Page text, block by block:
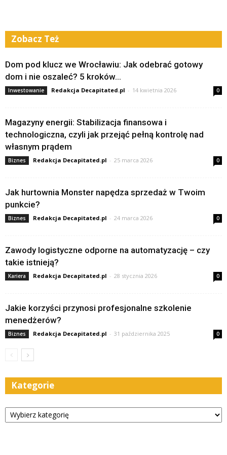
Zobacz Też
Dom pod klucz we Wrocławiu: Jak odebrać gotowy
dom i nie oszaleć? 5 kroków...
Inwestowanie Redakcja Decapitated.pl - 14 kwietnia 2026 0
Magazyny energii: Stabilizacja finansowa i
technologiczna, czyli jak przejąć pełną kontrolę nad
własnym prądem
Biznes Redakcja Decapitated.pl - 25 marca 2026 0
Jak hurtownia Monster napędza sprzedaż w Twoim
punkcie?
Biznes Redakcja Decapitated.pl - 24 marca 2026 0
Zawody logistyczne odporne na automatyzację – czy
takie istnieją?
Kariera Redakcja Decapitated.pl - 28 stycznia 2026 0
Jakie korzyści przynosi profesjonalne szkolenie
menedżerów?
Biznes Redakcja Decapitated.pl - 31 października 2025 0
Kategorie
Kategorie